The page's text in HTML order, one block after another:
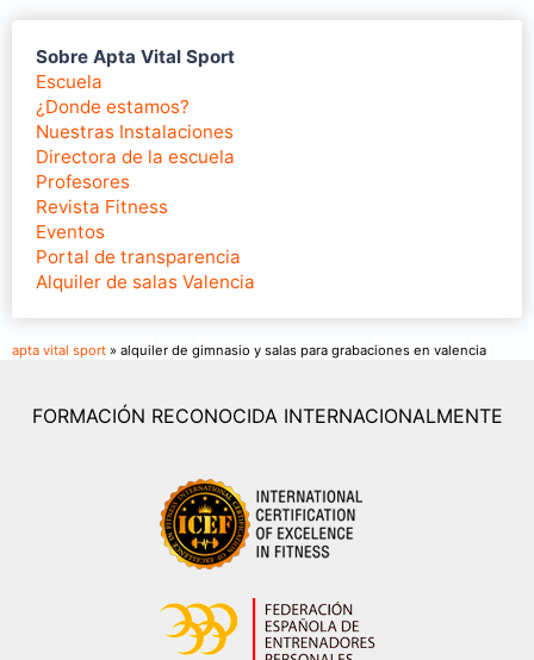
Sobre Apta Vital Sport
Escuela
¿Donde estamos?
Nuestras Instalaciones
Directora de la escuela
Profesores
Revista Fitness
Eventos
Portal de transparencia
Alquiler de salas Valencia
apta vital sport » alquiler de gimnasio y salas para grabaciones en valencia
FORMACIÓN RECONOCIDA INTERNACIONALMENTE